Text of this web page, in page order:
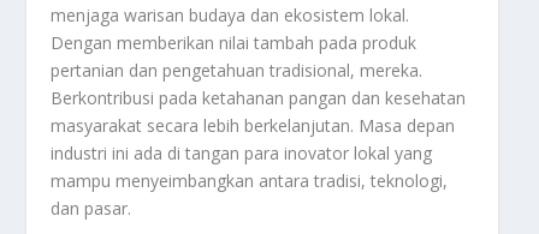
menjaga warisan budaya dan ekosistem lokal.
Dengan memberikan nilai tambah pada produk
pertanian dan pengetahuan tradisional, mereka.
Berkontribusi pada ketahanan pangan dan kesehatan
masyarakat secara lebih berkelanjutan. Masa depan
industri ini ada di tangan para inovator lokal yang
mampu menyeimbangkan antara tradisi, teknologi,
dan pasar.